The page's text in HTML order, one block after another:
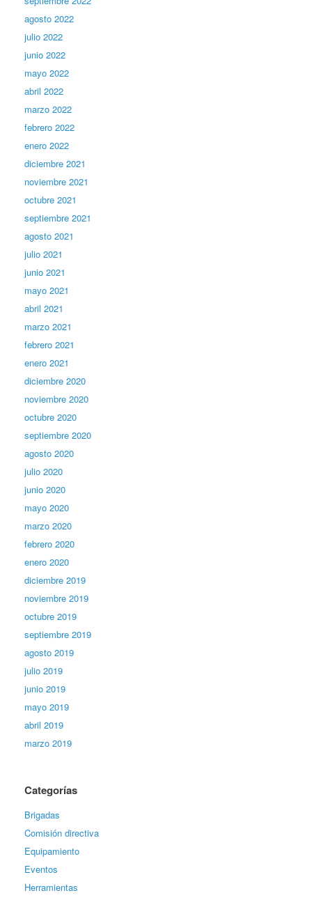
agosto 2022
julio 2022
junio 2022
mayo 2022
abril 2022
marzo 2022
febrero 2022
enero 2022
diciembre 2021
noviembre 2021
octubre 2021
septiembre 2021
agosto 2021
julio 2021
junio 2021
mayo 2021
abril 2021
marzo 2021
febrero 2021
enero 2021
diciembre 2020
noviembre 2020
octubre 2020
septiembre 2020
agosto 2020
julio 2020
junio 2020
mayo 2020
marzo 2020
febrero 2020
enero 2020
diciembre 2019
noviembre 2019
octubre 2019
septiembre 2019
agosto 2019
julio 2019
junio 2019
mayo 2019
abril 2019
marzo 2019
Categorías
Brigadas
Comisión directiva
Equipamiento
Eventos
Herramientas